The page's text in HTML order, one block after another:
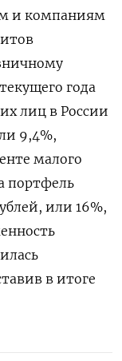
и компаниям
года
лиц в России
9,4%,
малого
портфель
или 16%,
в итоге